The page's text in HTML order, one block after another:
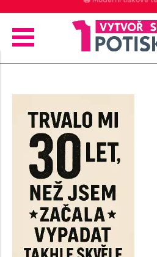
🖨️ Moderní tiskové